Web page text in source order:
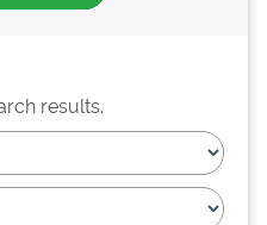
results.